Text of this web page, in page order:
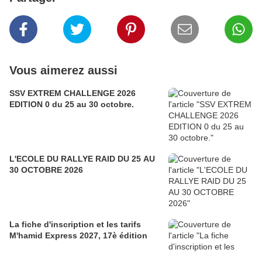
Vous aimerez aussi
SSV EXTREM CHALLENGE 2026
EDITION 0 du 25 au 30 octobre.
L'ECOLE DU RALLYE RAID DU 25 AU
30 OCTOBRE 2026
La fiche d'inscription et les tarifs
M'hamid Express 2027, 17è édition